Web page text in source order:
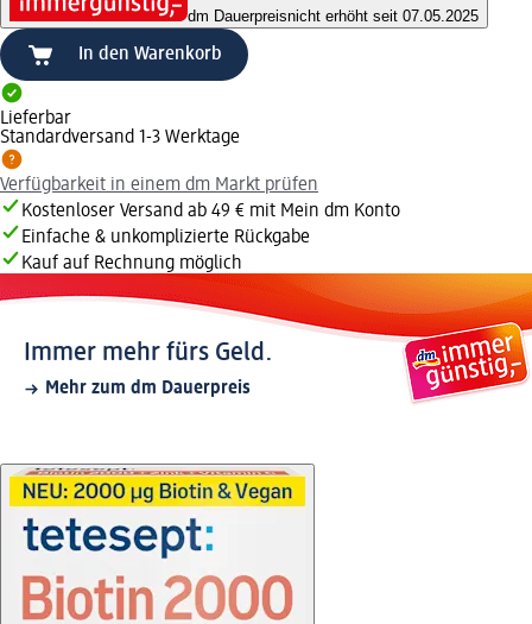
dm Dauerpreisnicht erhöht seit 07.05.2025
In den Warenkorb
Lieferbar
Standardversand 1-3 Werktage
Verfügbarkeit in einem dm Markt prüfen
Kostenloser Versand ab 49 € mit Mein dm Konto
Einfache & unkomplizierte Rückgabe
Kauf auf Rechnung möglich
Immer mehr fürs Geld.
Mehr zum dm Dauerpreis